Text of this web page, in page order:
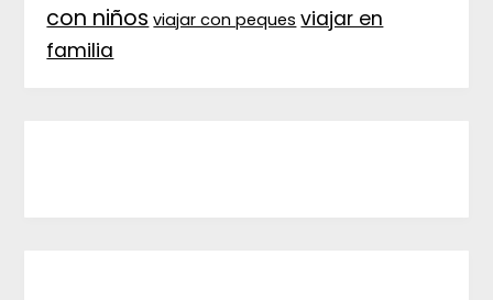
con niños viajar con peques viajar en
familia